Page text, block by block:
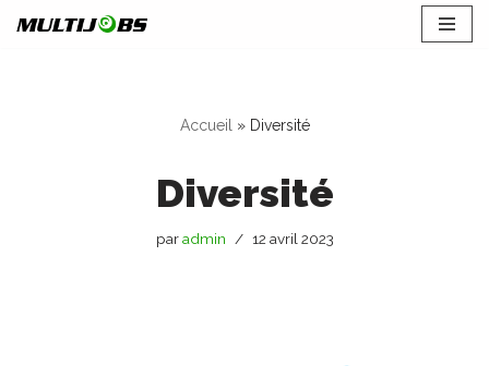
Accueil » Diversité
Diversité
paradmin 12 avril 2023